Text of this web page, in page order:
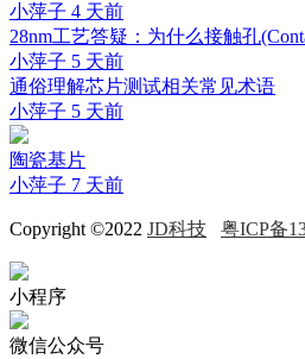
小萍子 4 天前
28nm工艺答疑：为什么接触孔
小萍子 5 天前
通俗理解芯片测试相关常见术语
小萍子 5 天前
陶瓷基片
小萍子 7 天前
Copyright ©2022 JD科技 粤ICP备
小程序
微信公众号